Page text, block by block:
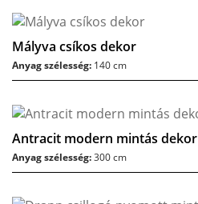
Mályva csíkos dekor
Anyag szélesség: 140 cm
Antracit modern mintás dekor
Anyag szélesség:300 cm